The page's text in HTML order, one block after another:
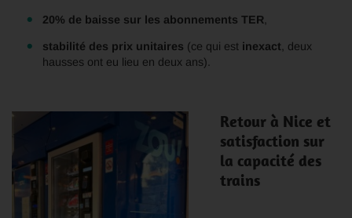
20% de baisse sur les abonnements TER
stabilité des prix unitaires (ce qui est inexact, deux
hausses ont eu lieu en deux ans).
Retour à Nice et
satisfaction sur
la capacité des
trains